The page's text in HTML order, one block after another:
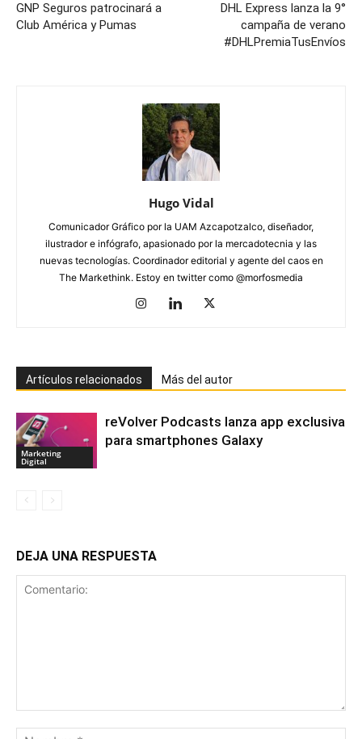
GNP Seguros patrocinará a
Club América y Pumas
DHL Express lanza la 9°
campaña de verano
#DHLPremiaTusEnvíos
Hugo Vidal
Comunicador Gráfico por la UAM Azcapotzalco, diseñador,
ilustrador e infógrafo, apasionado por la mercadotecnia y las
nuevas tecnologías. Coordinador editorial y agente del caos en
The Markethink. Estoy en twitter como @morfosmedia
Artículos relacionados Más del autor
Marketing
Digital
reVolver Podcasts lanza app exclusiva
para smartphones Galaxy
DEJA UNA RESPUESTA